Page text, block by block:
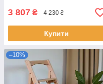
3 807 ₴ 4 230 ₴
Купити
–10%